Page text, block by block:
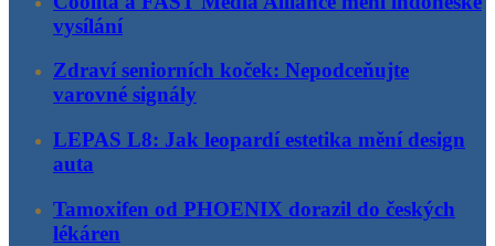
vysílání
Zdraví seniorních koček: Nepodceňujte
varovné signály
LEPAS L8: Jak leopardí estetika mění design
auta
Tamoxifen od PHOENIX dorazil do českých
lékáren